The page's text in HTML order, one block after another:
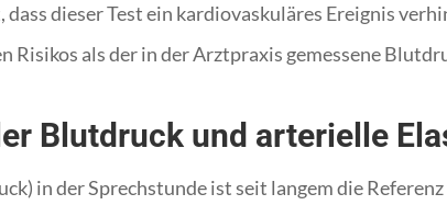
dieser Test ein kardiovaskuläres Ereignis
Risikos als der in der Arztpraxis gemessene
Blutdruck und arterielle
in der Sprechstunde ist seit langem die